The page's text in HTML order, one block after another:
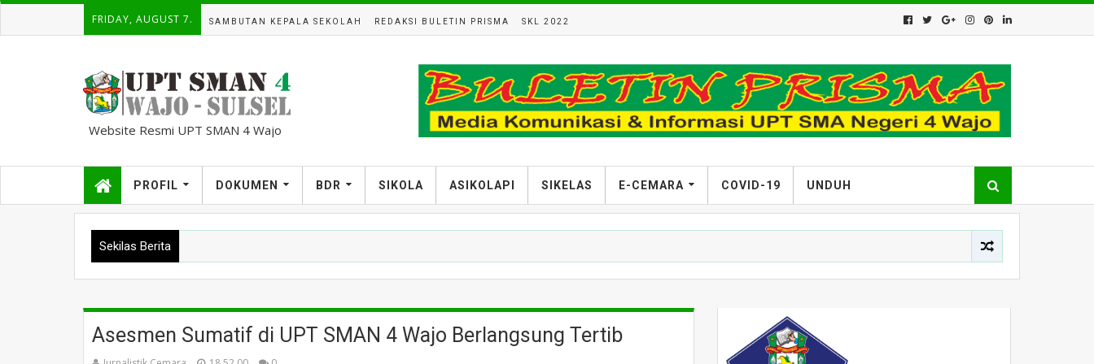
FRIDAY, AUGUST 7. SAMBUTAN KEPALA SEKOLAH REDAKSI BULETIN PRISMA SKL 2022
Website Resmi UPT SMAN 4 Wajo
PROFIL DOKUMEN BDR SIKOLA ASIKOLAPI SIKELAS E-CEMARA COVID-19 UNDUH
Sekilas Berita
Asesmen Sumatif di UPT SMAN 4 Wajo Berlangsung Tertib